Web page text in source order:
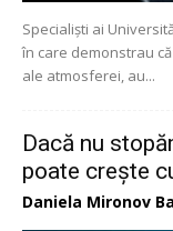
Specialiști ai
în care demonstrau
ale atmosferei, au...
Dacă nu
poate crește
Daniela Mironov